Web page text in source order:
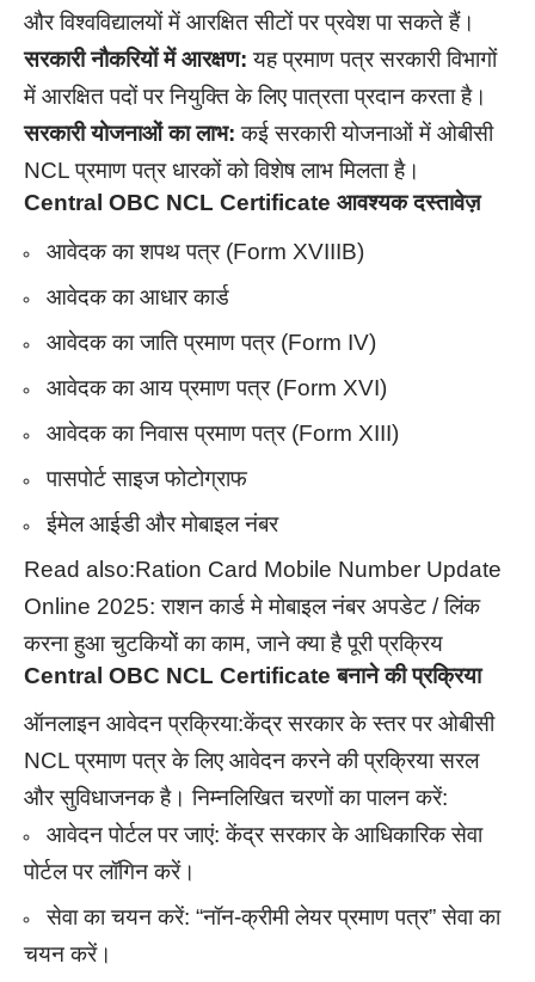
और विश्वविद्यालयों में आरक्षित सीटों पर प्रवेश पा सकते हैं।
सरकारी नौकरियों में आरक्षण: यह प्रमाण पत्र सरकारी विभागों
में आरक्षित पदों पर नियुक्ति के लिए पात्रता प्रदान करता है।
सरकारी योजनाओं का लाभ: कई सरकारी योजनाओं में ओबीसी
NCL प्रमाण पत्र धारकों को विशेष लाभ मिलता है।
Central OBC NCL Certificate आवश्यक दस्तावेज़
आवेदक का शपथ पत्र (Form XVIIIB)
आवेदक का आधार कार्ड
आवेदक का जाति प्रमाण पत्र (Form IV)
आवेदक का आय प्रमाण पत्र (Form XVI)
आवेदक का निवास प्रमाण पत्र (Form XIII)
पासपोर्ट साइज फोटोग्राफ
ईमेल आईडी और मोबाइल नंबर
Read also:Ration Card Mobile Number Update
Online 2025: राशन कार्ड मे मोबाइल नंबर अपडेट / लिंक
करना हुआ चुटकियोें का काम, जाने क्या है पूरी प्रक्रिय
Central OBC NCL Certificate बनाने की प्रक्रिया
ऑनलाइन आवेदन प्रक्रिया:केंद्र सरकार के स्तर पर ओबीसी
NCL प्रमाण पत्र के लिए आवेदन करने की प्रक्रिया सरल
और सुविधाजनक है। निम्नलिखित चरणों का पालन करें:
आवेदन पोर्टल पर जाएं: केंद्र सरकार के आधिकारिक सेवा
पोर्टल पर लॉगिन करें।
सेवा का चयन करें: “नॉन-क्रीमी लेयर प्रमाण पत्र” सेवा का
चयन करें।